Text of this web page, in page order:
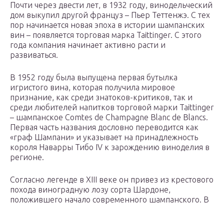
Почти через двести лет, в 1932 году, винодельческий
дом выкупил другой француз – Пьер Теттенжэ. С тех
пор начинается новая эпоха в истории шампанских
вин – появляется торговая марка Taittinger. С этого
года компания начинает активно расти и
развиваться.
В 1952 году была выпущена первая бутылка
игристого вина, которая получила мировое
признание, как среди знатоков-критиков, так и
среди любителей напитков торговой марки Taittinger
– шампанское Comtes de Champagne Blanc de Blancs.
Первая часть названия дословно переводится как
«граф Шампани» и указывает на принадлежность
короля Наварры Тибо IV к зарождению виноделия в
регионе.
Согласно легенде в XIII веке он привез из крестового
похода виноградную лозу сорта Шардоне,
положившего начало современного шампанского. В